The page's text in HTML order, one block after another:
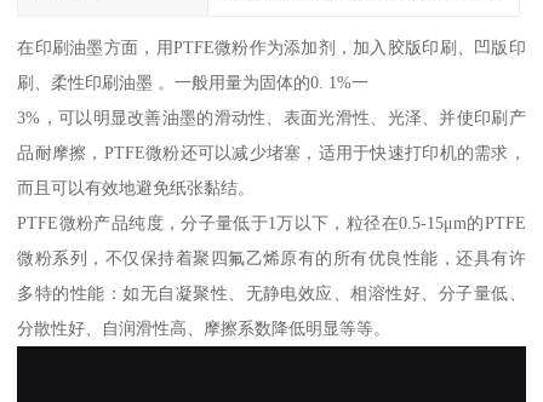
在印刷油墨方面，用PTFE微粉作为添加剂，加入胶版印刷、凹版印
刷、柔性印刷油墨 。一般用量为固体的0. 1%一
3%，可以明显改善油墨的滑动性、表面光滑性、光泽、并使印刷产
品耐摩擦，PTFE微粉还可以减少堵塞，适用于快速打印机的需求，
而且可以有效地避免纸张黏结。
PTFE微粉产品纯度，分子量低于1万以下，粒径在0.5-15μm的PTFE
微粉系列，不仅保持着聚四氟乙烯原有的所有优良性能，还具有许
多特的性能：如无自凝聚性、无静电效应、相溶性好、分子量低、
分散性好、自润滑性高、摩擦系数降低明显等等。